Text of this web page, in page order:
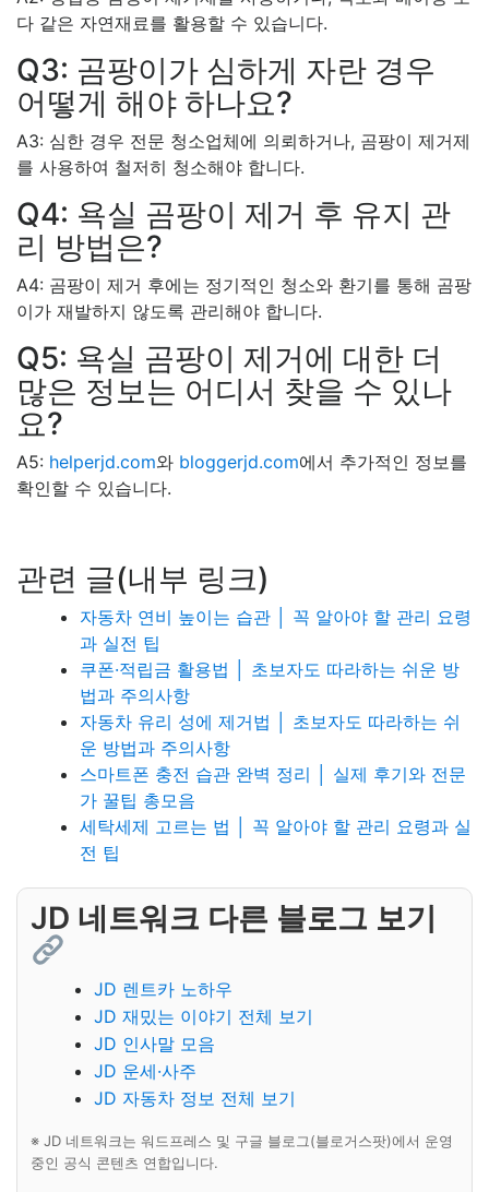
다 같은 자연재료를 활용할 수 있습니다.
Q3: 곰팡이가 심하게 자란 경우
어떻게 해야 하나요?
A3: 심한 경우 전문 청소업체에 의뢰하거나, 곰팡이 제거제
를 사용하여 철저히 청소해야 합니다.
Q4: 욕실 곰팡이 제거 후 유지 관
리 방법은?
A4: 곰팡이 제거 후에는 정기적인 청소와 환기를 통해 곰팡
이가 재발하지 않도록 관리해야 합니다.
Q5: 욕실 곰팡이 제거에 대한 더
많은 정보는 어디서 찾을 수 있나
요?
A5: helperjd.com와 bloggerjd.com에서 추가적인 정보를
확인할 수 있습니다.
관련 글(내부 링크)
자동차 연비 높이는 습관 │ 꼭 알아야 할 관리 요령
과 실전 팁
쿠폰·적립금 활용법 │ 초보자도 따라하는 쉬운 방
법과 주의사항
자동차 유리 성에 제거법 │ 초보자도 따라하는 쉬
운 방법과 주의사항
스마트폰 충전 습관 완벽 정리 │ 실제 후기와 전문
가 꿀팁 총모음
세탁세제 고르는 법 │ 꼭 알아야 할 관리 요령과 실
전 팁
JD 네트워크 다른 블로그 보기
JD 렌트카 노하우
JD 재밌는 이야기 전체 보기
JD 인사말 모음
JD 운세·사주
JD 자동차 정보 전체 보기
※ JD 네트워크는 워드프레스 및 구글 블로그(블로거스팟)에서 운영
중인 공식 콘텐츠 연합입니다.